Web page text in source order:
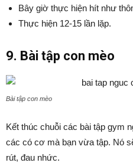
Bây giờ thực hiện hít như
Thực hiện 12-15 lần lặp.
9. Bài tập con mèo
Bài tập con mèo
Kết thúc chuỗi các bài tập gym
các có cơ mà bạn vừa tập. Nó
rút, đau nhức.